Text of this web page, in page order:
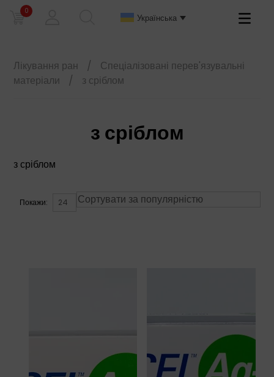
0
Українська
Primary
Лікування ран /
Спеціалізовані перев'язувальні
матеріали
/ з сріблом
з сріблом
з сріблом
Покажи: